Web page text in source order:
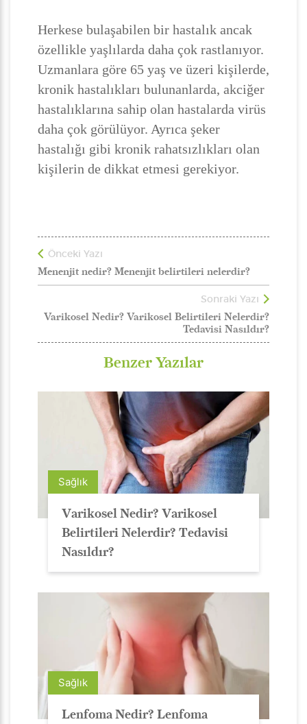
Herkese bulaşabilen bir hastalık ancak
özellikle yaşlılarda daha çok rastlanıyor.
Uzmanlara göre 65 yaş ve üzeri kişilerde,
kronik hastalıkları bulunanlarda, akciğer
hastalıklarına sahip olan hastalarda virüs
daha çok görülüyor. Ayrıca şeker
hastalığı gibi kronik rahatsızlıkları olan
kişilerin de dikkat etmesi gerekiyor.
Önceki Yazı
Menenjit nedir? Menenjit belirtileri nelerdir?
Sonraki Yazı
Varikosel Nedir? Varikosel Belirtileri Nelerdir?
Tedavisi Nasıldır?
Benzer Yazılar
Sağlık
Varikosel Nedir? Varikosel
Belirtileri Nelerdir? Tedavisi
Nasıldır?
Sağlık
Lenfoma Nedir? Lenfoma